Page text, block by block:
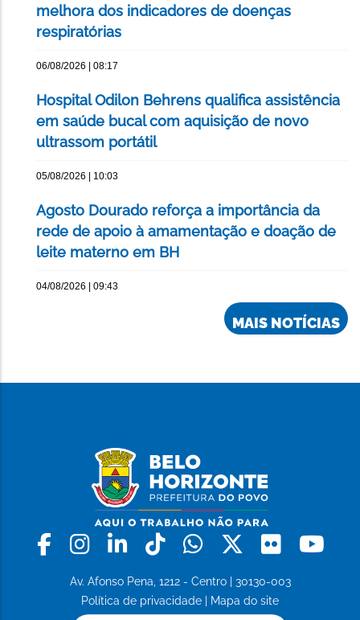
melhora dos indicadores de doenças
respiratórias
06/08/2026 | 08:17
Hospital Odilon Behrens qualifica assistência
em saúde bucal com aquisição de novo
ultrassom portátil
05/08/2026 | 10:03
Agosto Dourado reforça a importância da
rede de apoio à amamentação e doação de
leite materno em BH
04/08/2026 | 09:43
MAIS NOTÍCIAS
Facebook
Instagram
LinkedinTiktokWhatsapp
X Flickr
Av. Afonso Pena, 1212 - Centro | 30130-003
Política de privacidade
Mapa do site